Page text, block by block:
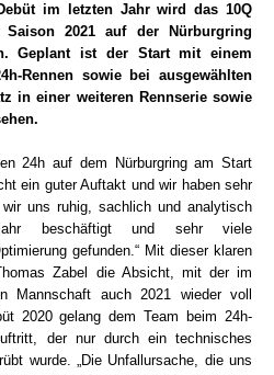
im letzten Jahr wird das 10Q
2021 auf der Nürburgring
Geplant ist der Start mit einem
Rennen sowie bei ausgewählten
in einer weiteren Rennserie sowie
24h auf dem Nürburgring am Start
ein guter Auftakt und wir haben sehr
uns ruhig, sachlich und analytisch
beschäftigt und sehr viele
gefunden.“ Mit dieser klaren
Zabel die Absicht, mit der im
Mannschaft auch 2021 wieder voll
2020 gelang dem Team beim 24h-
der nur durch ein technisches
wurde. „Die Unfallursache, die uns